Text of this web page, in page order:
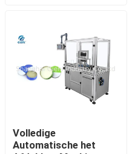
Volledige
Automatische het